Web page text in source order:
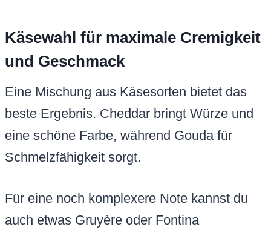
Käsewahl für maximale Cremigkeit
und Geschmack
Eine Mischung aus Käsesorten bietet das
beste Ergebnis. Cheddar bringt Würze und
eine schöne Farbe, während Gouda für
Schmelzfähigkeit sorgt.
Für eine noch komplexere Note kannst du
auch etwas Gruyère oder Fontina